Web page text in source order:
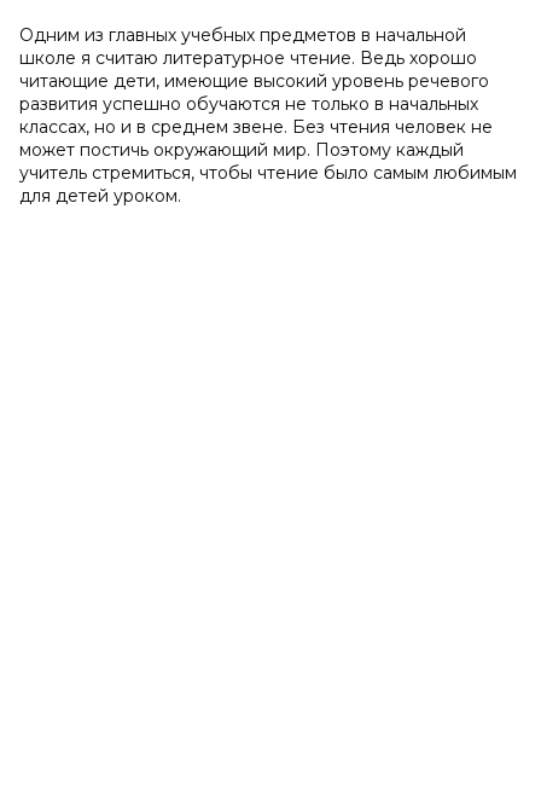
Одним из главных учебных предметов в начальной
школе я считаю литературное чтение. Ведь хорошо
читающие дети, имеющие высокий уровень речевого
развития ус­пешно обучаются не только в начальных
классах, но и в среднем звене. Без чтения чело­век не
может постичь окружающий мир. Поэтому каждый
учитель стремиться, чтобы чте­ние было самым любимым
для детей уроком.